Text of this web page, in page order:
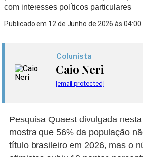
com interesses políticos particulares
Publicado em 12 de Junho de 2026 às
Colunista
Caio Neri
[email protected]
Pesquisa Quaest divulgada
mostra que 56% da população
título brasileiro em 2026, mas o